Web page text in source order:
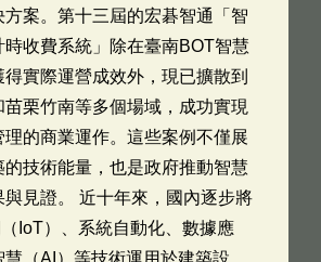
方案。第十三屆的宏碁智通「智
收費系統」除在臺南BOT智慧
實際運營成效外，現已擴散到
苗栗竹南等多個場域，成功實現
理的商業運作。這些案例不僅展
的技術能量，也是政府推動智慧
與見證。 近十年來，國內逐步將
IoT）、系統自動化、數據應
慧（AI）等技術運用於建築設